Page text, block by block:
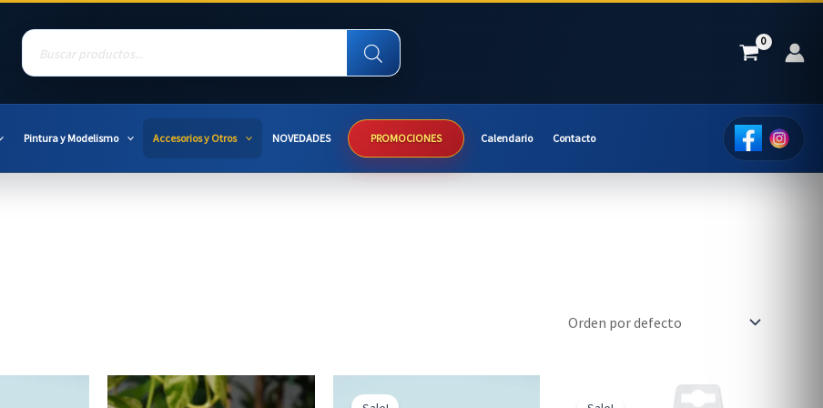
Products
search
Pintura y Modelismo Accesorios y Otros NOVEDADES PROMOCIONES Calendario Contacto